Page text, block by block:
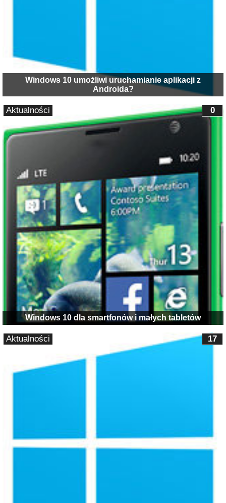
Windows 10 umożliwi uruchamianie aplikacji z
Androida?
Windows 10 dla smartfonów i małych tabletów
0
Aktualności
17
Aktualności